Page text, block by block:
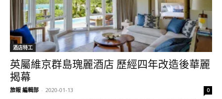
酒店特工
英屬維京群島瑰麗酒店 歷經四年改造後華麗
揭幕
旅報 編輯部 - 2020-01-13 0